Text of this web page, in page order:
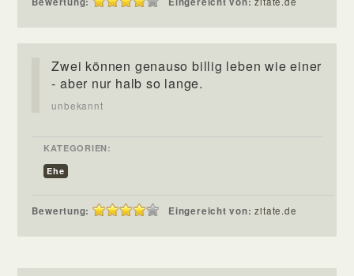
Zwei können genauso billig leben wie einer
- aber nur halb so lange.
unbekannt
KATEGORIEN:
Ehe
Bewertung: Eingereicht von:zitate.de